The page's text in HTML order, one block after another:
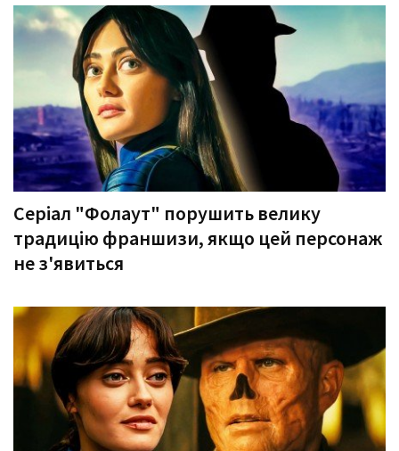
Серіал "Фолаут" порушить велику
традицію франшизи, якщо цей персонаж
не з'явиться